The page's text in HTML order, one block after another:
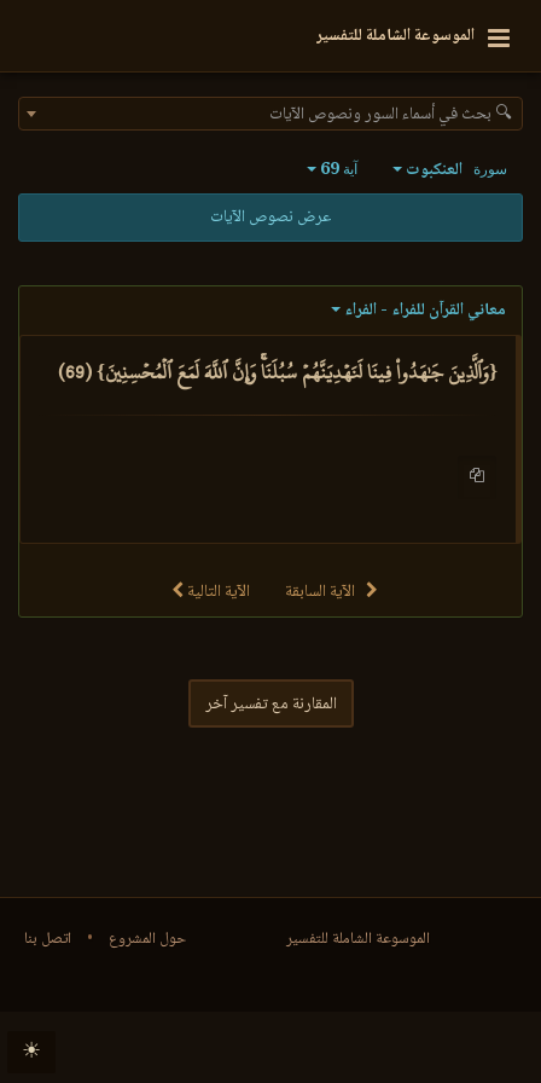
الموسوعة الشاملة للتفسير
🔍 بحث في أسماء السور ونصوص الآيات
سورة العنكبوت آية 69
عرض نصوص الآيات
معاني القرآن للفراء - الفراء
{وَٱلَّذِينَ جَٰهَدُواْ فِينَا لَنَهۡدِيَنَّهُمۡ سُبُلَنَاۚ وَإِنَّ ٱللَّهَ لَمَعَ ٱلۡمُحۡسِنِينَ} (69)
الآية السابقة الآية التالية
المقارنة مع تفسير آخر
حول المشروع • اتصل بنا الموسوعة الشاملة للتفسير
☀